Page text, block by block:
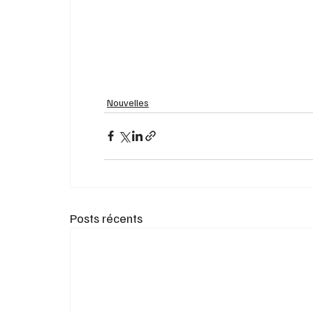
Nouvelles
Posts récents